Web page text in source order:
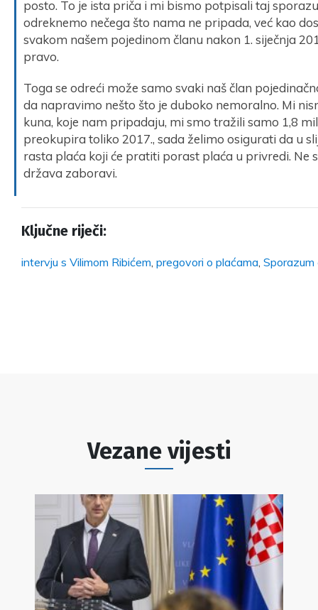
posto. To je ista priča i mi bismo potpisali taj
odreknemo nečega što nama ne pripada, već kao
svakom našem pojedinom članu nakon 1. siječnja
pravo.
Toga se odreći može samo svaki naš član
da napravimo nešto što je duboko nemoralno. Mi
kuna, koje nam pripadaju, mi smo tražili samo 1,8
preokupira toliko 2017., sada želimo osigurati da u
rasta plaća koji će pratiti porast plaća u privredi. Ne
država zaboravi.
Ključne riječi:
intervju s Vilimom Ribićem, pregovori o plaćama, Sporazum
Vezane vijesti